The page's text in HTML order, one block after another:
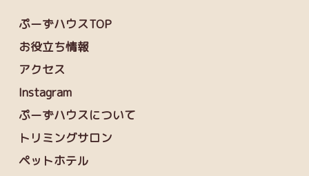
ぷーずハウスTOP
お役立ち情報
アクセス
Instagram
ぷーずハウスについて
トリミングサロン
ペットホテル